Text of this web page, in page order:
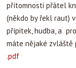
přítomnosti přátel
(někdo by řekl raut)
přípitek, hudba, a
máte nějaké zvláště
.pdf